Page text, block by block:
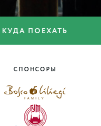
КУДА ПОЕХАТЬ
СПОНСОРЫ